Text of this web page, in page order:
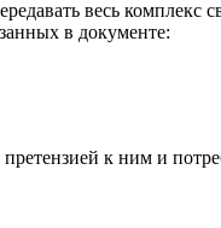
весь
в документе:
к ним и